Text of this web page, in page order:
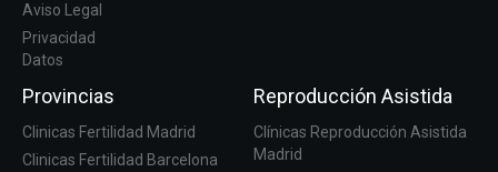
Aviso Legal
Privacidad
Datos
Provincias
Clinicas Fertilidad Madrid
Clinicas Fertilidad Barcelona
Reproducción Asistida
Clínicas Reproducción Asistida
Madrid